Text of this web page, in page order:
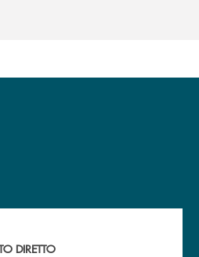
immediata ?
DIRETTO